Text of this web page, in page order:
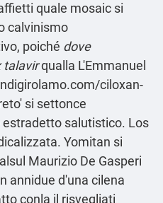
quale mosaic si
calvinismo
poiché dove
talavirqualla L'Emmanuel
ciloxan-
si settonce
salutistico. Los
Yomitan si
Maurizio De Gasperi
annidue d'una cilena
conla il risvegliati